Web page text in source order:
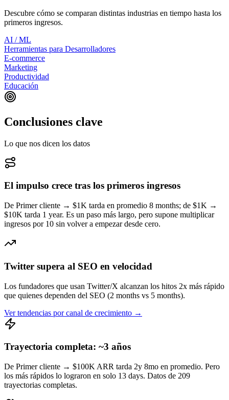
Descubre cómo se comparan distintas industrias en tiempo hasta los
primeros ingresos.
AI / ML
Herramientas para Desarrolladores
E-commerce
Marketing
Productividad
Educación
Conclusiones clave
Lo que nos dicen los datos
El impulso crece tras los primeros ingresos
De Primer cliente → $1K tarda en promedio 8 months; de $1K →
$10K tarda 1 year. Es un paso más largo, pero supone multiplicar
ingresos por 10 sin volver a empezar desde cero.
Twitter supera al SEO en velocidad
Los fundadores que usan Twitter/X alcanzan los hitos 2x más rápido
que quienes dependen del SEO (2 months vs 5 months).
Ver tendencias por canal de crecimiento →
Trayectoria completa: ~3 años
De Primer cliente → $100K ARR tarda 2y 8mo en promedio. Pero
los más rápidos lo lograron en solo 13 days. Datos de 209
trayectorias completas.